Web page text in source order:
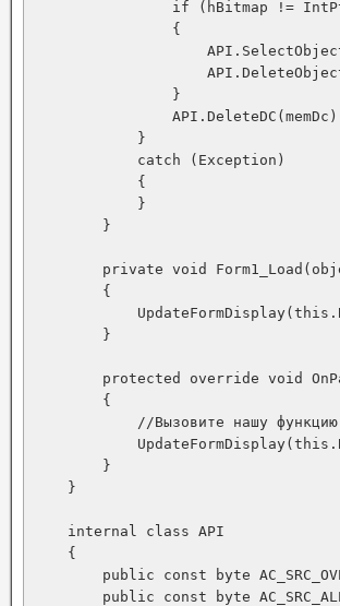
if (hBitmap !=
                {
                }
            }
            catch (Exception)
            {
            }
        }
private void
        {
        }
protected override void
        {
//Вызовите нашу
        }
    }
    internal class API
    {
public const byte
public const byte